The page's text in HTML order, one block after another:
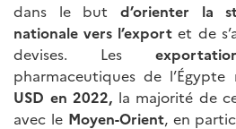
dans le but d’orienter la
nationale vers l’export et de
devises. Les
pharmaceutiques de l’Égypte
USD en 2022, la majorité de
avec le Moyen-Orient, en